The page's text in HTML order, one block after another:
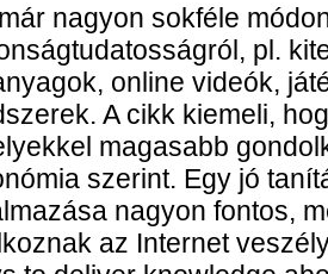
nagyon sokféle
pl.
online videók,
A cikk kiemeli,
magasabb
szerint. Egy jó
nagyon fontos,
az Internet